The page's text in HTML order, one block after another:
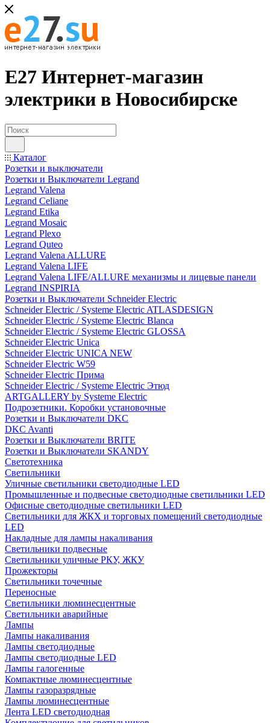
Е27 Интернет-магазин
электрики в Новосибирске
Каталог
Розетки и выключатели
Розетки и Выключатели Legrand
Legrand Valena
Legrand Celiane
Legrand Etika
Legrand Mosaic
Legrand Plexo
Legrand Quteo
Legrand Valena ALLURE
Legrand Valena LIFE
Legrand Valena LIFE/ALLURE механизмы и лицевые панели
Legrand INSPIRIA
Розетки и Выключатели Schneider Electric
Schneider Electric / Systeme Electric ATLASDESIGN
Schneider Electric / Systeme Electric Blanca
Schneider Electric / Systeme Electric GLOSSA
Schneider Electric Unica
Schneider Electric UNICA NEW
Schneider Electric W59
Schneider Electric Прима
Schneider Electric / Systeme Electric Этюд
ARTGALLERY by Systeme Electric
Подрозетники. Коробки установочные
Розетки и Выключатели DKC
DKC Avanti
Розетки и Выключатели BRITE
Розетки и Выключатели SKANDY
Светотехника
Светильники
Уличные светильники светодиодные LED
Промышленные и подвесные светодиодные светильники LED
Офисные светодиодные светильники LED
Светильники для ЖКХ и торговых помещений светодиодные
LED
Накладные для лампы накаливания
Светильники подвесные
Светильники уличные РКУ, ЖКУ
Прожекторы
Cветильники точечные
Переносные
Светильники люминесцентные
Светильники аварийные
Лампы
Лампы накаливания
Лампы светодиодные
Лампы светодиодные LED
Лампы галогенные
Компактные люминесцентные
Лампы газоразрядные
Лампы люминесцентные
Лента LED светодиодная